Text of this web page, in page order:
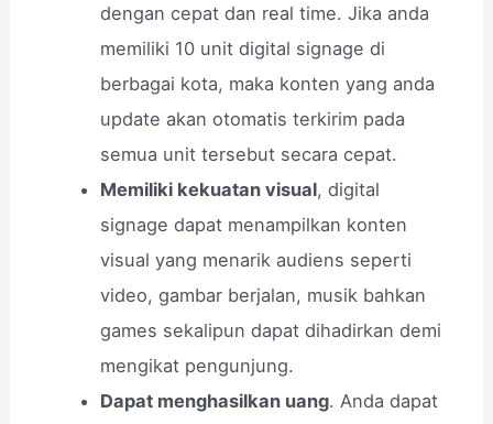
dengan cepat dan real time. Jika anda
memiliki 10 unit digital signage di
berbagai kota, maka konten yang anda
update akan otomatis terkirim pada
semua unit tersebut secara cepat.
Memiliki kekuatan visual, digital
signage dapat menampilkan konten
visual yang menarik audiens seperti
video, gambar berjalan, musik bahkan
games sekalipun dapat dihadirkan demi
mengikat pengunjung.
Dapat menghasilkan uang. Anda dapat